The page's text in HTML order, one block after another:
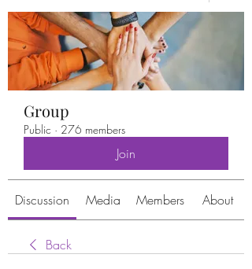
Group
Public · 276 members
Join
Discussion Media Members About
Back